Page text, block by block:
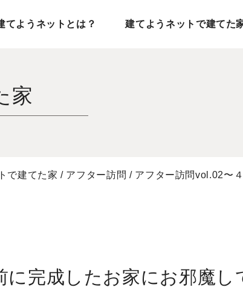
てようネットとは？ 建てようネットで建てた
家
で建てた家 / アフター訪問 / アフター訪問vol.02〜
に完成したお家にお邪魔し